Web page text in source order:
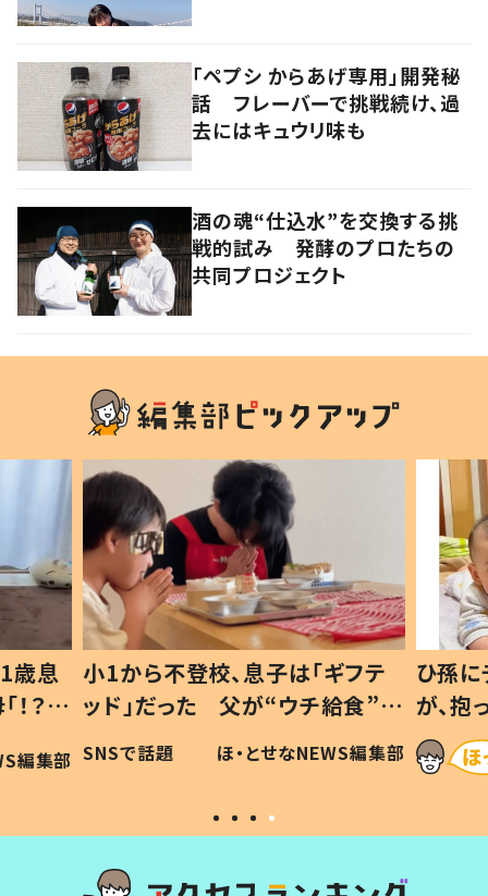
「ペプシ からあげ専用」開発秘
話 フレーバーで挑戦続け、過
去にはキュウリ味も
酒の魂“仕込水”を交換する挑
戦的試み 発酵のプロたちの
共同プロジェクト
歳息
？」
編集部
小1から不登校、息子は「ギフテ
ッド」だった 父が“ウチ給食”を
作り続ける理由とは #令和の親
#令和の子
SNSで話題 ほ・とせなNEWS編集部
ひ孫
が、
「涙が
い」